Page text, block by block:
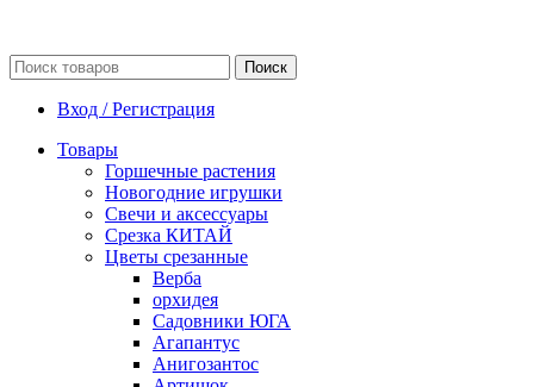
Поиск
Вход / Регистрация
Товары
Горшечные растения
Новогодние игрушки
Свечи и аксессуары
Срезка КИТАЙ
Цветы срезанные
Верба
орхидея
Садовники ЮГА
Агапантус
Анигозантос